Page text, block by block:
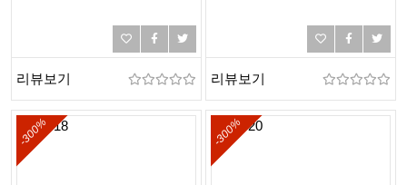
리뷰보기 리뷰보기
-300% -300%